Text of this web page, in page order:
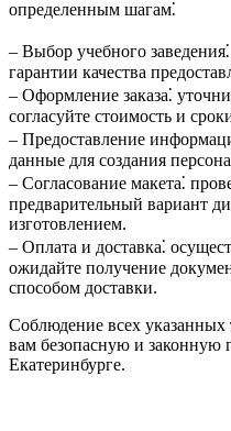
определенным шагам⁚
– Выбор учебного
гарантии качества
– Оформление заказа⁚
согласуйте стоимость и
– Предоставление
данные для создания
– Согласование макета⁚
предварительный вариант
изготовлением.​
– Оплата и доставка⁚
ожидайте получение
способом доставки.​
Соблюдение всех указанных
вам безопасную и законную
Екатеринбурге.​